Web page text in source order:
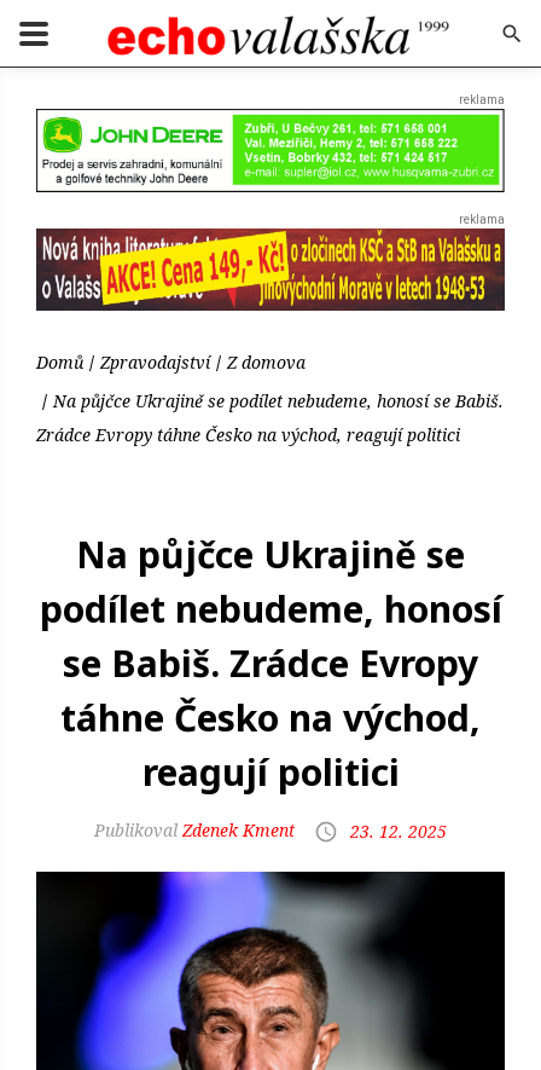
Domů Zpravodajství
Z domova
Na půjčce Ukrajině se podílet nebudeme, honosí se Babiš.
Zrádce Evropy táhne Česko na východ, reagují politici
Na půjčce Ukrajině se
podílet nebudeme, honosí
se Babiš. Zrádce Evropy
táhne Česko na východ,
reagují politici
Zdenek Kment 23. 12. 2025